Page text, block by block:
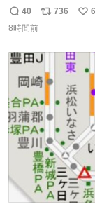
返
信
40
リ
ト
数
736
い
8時間前